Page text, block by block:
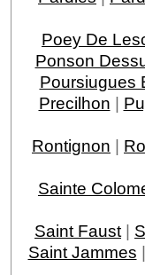
Poey De
Ponson
Poursiugues
Precilhon |
Rontignon |
Sainte
Saint Faust |
Saint Jammes |